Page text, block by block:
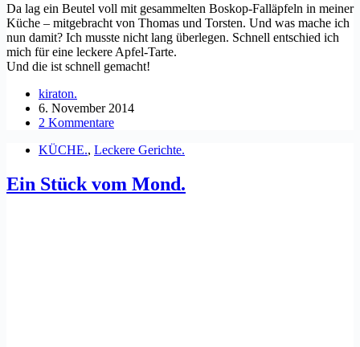
Da lag ein Beutel voll mit gesammelten Boskop-Falläpfeln in meiner
Küche – mitgebracht von Thomas und Torsten. Und was mache ich
nun damit? Ich musste nicht lang überlegen. Schnell entschied ich
mich für eine leckere Apfel-Tarte.
Und die ist schnell gemacht!
kiraton.
6. November 2014
2 Kommentare
KÜCHE., Leckere Gerichte.
Ein Stück vom Mond.